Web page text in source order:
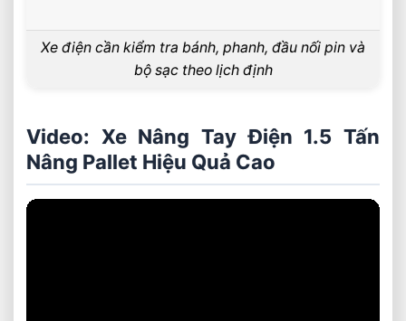
Xe điện cần kiểm tra bánh, phanh, đầu nối pin và
bộ sạc theo lịch định
Video: Xe Nâng Tay Điện 1.5 Tấn
Nâng Pallet Hiệu Quả Cao